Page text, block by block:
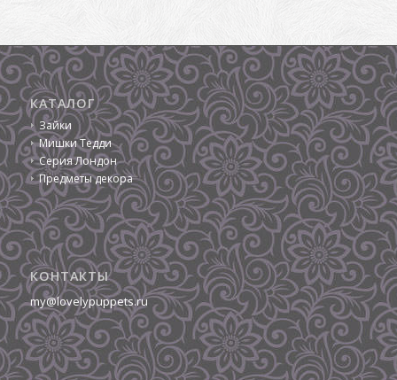
КАТАЛОГ
Зайки
Мишки Тедди
Серия Лондон
Предметы декора
КОНТАКТЫ
my@lovelypuppets.ru